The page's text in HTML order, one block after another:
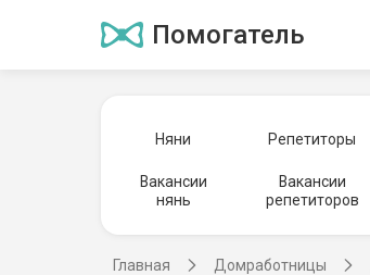
Помогатель
Няни Репетиторы
Вакансии
нянь
Вакансии
репетиторов
Главная Домработницы